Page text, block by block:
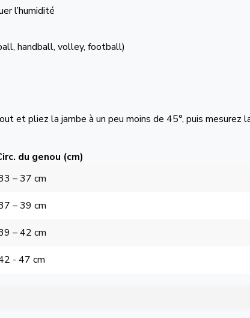
l’humidité
handball, volley, football)
et pliez la jambe à un peu moins de 45°, puis mesurez
du genou (cm)
– 37 cm
– 39 cm
– 42 cm
- 47 cm